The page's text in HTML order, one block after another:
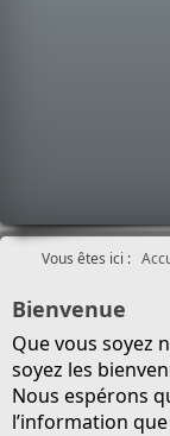
Vous êtes ici :
Bienvenue
Que vous soyez
soyez les
Nous espérons
l’information